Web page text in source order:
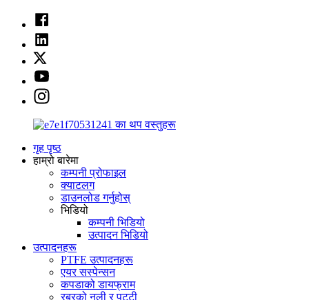
गृह पृष्ठ
हाम्रो बारेमा
कम्पनी प्रोफाइल
क्याटलग
डाउनलोड गर्नुहोस्
भिडियो
कम्पनी भिडियो
उत्पादन भिडियो
उत्पादनहरू
PTFE उत्पादनहरू
एयर सस्पेन्सन
कपडाको डायफ्राम
रबरको नली र पट्टी